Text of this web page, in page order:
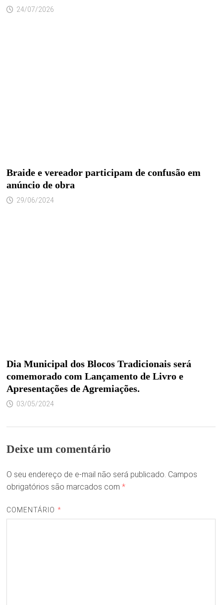
24/07/2026
Braide e vereador participam de confusão em
anúncio de obra
29/06/2024
Dia Municipal dos Blocos Tradicionais será
comemorado com Lançamento de Livro e
Apresentações de Agremiações.
03/05/2024
Deixe um comentário
O seu endereço de e-mail não será publicado. Campos
obrigatórios são marcados com *
COMENTÁRIO *